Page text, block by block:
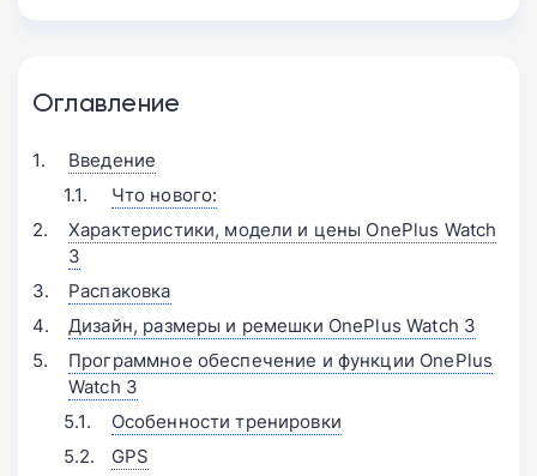
Оглавление
Введение
Что нового:
Характеристики, модели и цены OnePlus Watch
3
Распаковка
Дизайн, размеры и ремешки OnePlus Watch 3
Программное обеспечение и функции OnePlus
Watch 3
Особенности тренировки
GPS